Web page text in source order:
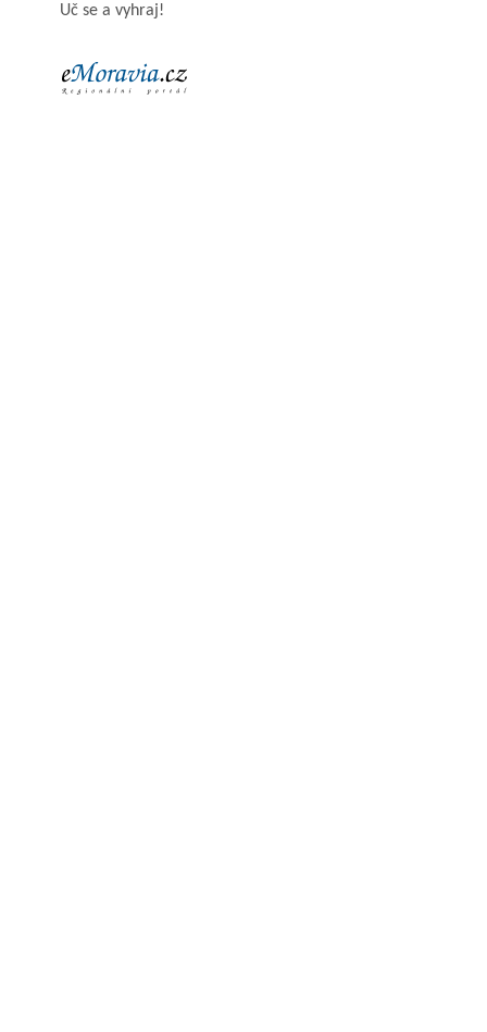
Uč se a vyhraj!